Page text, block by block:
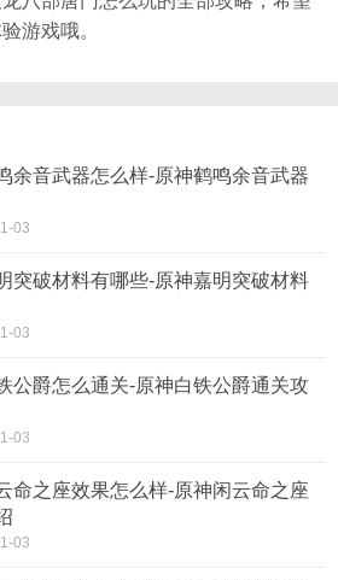
游戏哦。
余音武器怎么样-原神鹤鸣余音武器
03
突破材料有哪些-原神嘉明突破材料
03
公爵怎么通关-原神白铁公爵通关攻
03
命之座效果怎么样-原神闲云命之座
03